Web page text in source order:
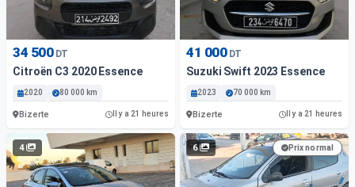
34 500 DT
Citroën C3 2020 Essence
2020 80 000 km
Bizerte Il y a 21 heures
41 000 DT
Suzuki Swift 2023 Essence
2023 70 000 km
Bizerte Il y a 21 heures
4 6 Prix normal